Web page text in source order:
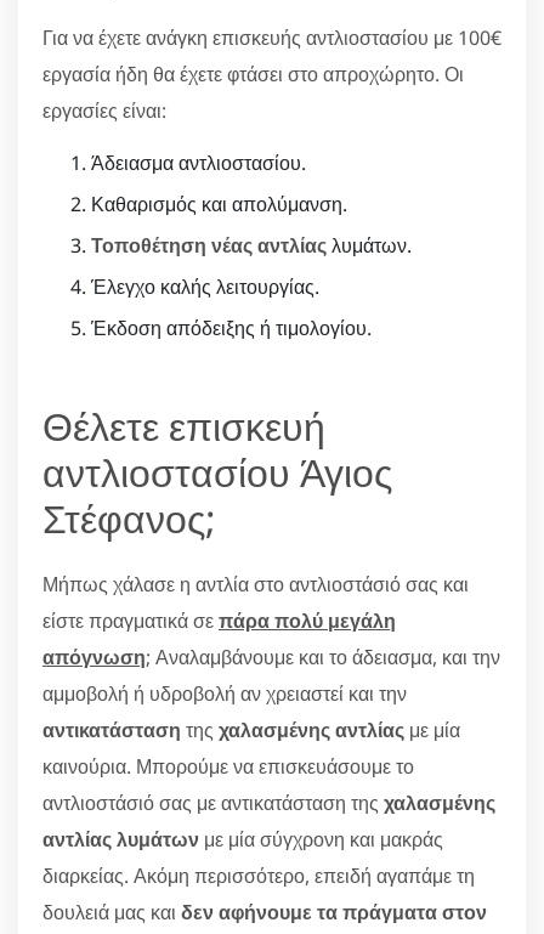
Για να έχετε ανάγκη επισκευής αντλιοστασίου με 100€
εργασία ήδη θα έχετε φτάσει στο απροχώρητο. Οι
εργασίες είναι:
Άδειασμα αντλιοστασίου.
Καθαρισμός και απολύμανση.
Τοποθέτηση νέας αντλίαςλυμάτων.
Έλεγχο καλής λειτουργίας.
Έκδοση απόδειξης ή τιμολογίου.
Θέλετε επισκευή
αντλιοστασίου Άγιος
Στέφανος;
Μήπως χάλασε η αντλία στο αντλιοστάσιό σας και
είστε πραγματικά σεπάρα πολύ μεγάλη
απόγνωση; Αναλαμβάνουμε και το άδειασμα, και την
αμμοβολή ή υδροβολή αν χρειαστεί και την
αντικατάσταση της χαλασμένης αντλίας με μία
καινούρια. Μπορούμε να επισκευάσουμε το
αντλιοστάσιό σας με αντικατάσταση της χαλασμένης
αντλίας λυμάτων με μία σύγχρονη και μακράς
διαρκείας. Ακόμη περισσότερο, επειδή αγαπάμε τη
δουλειά μας και δεν αφήνουμε τα πράγματα στον